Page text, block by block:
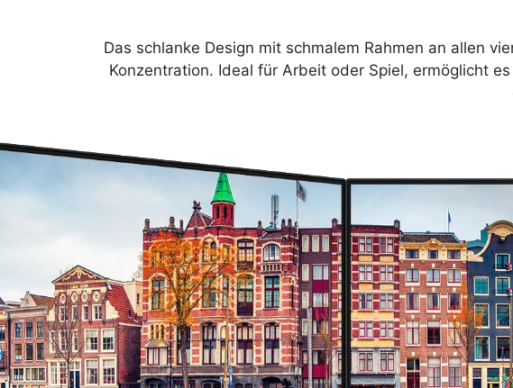
Das schlanke Design mit schmalem Rahmen an allen
Konzentration. Ideal für Arbeit oder Spiel, ermöglicht